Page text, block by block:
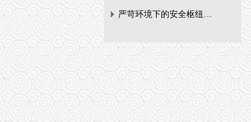
严苛环境下的安全枢纽：矿用隔爆型电动闸阀的技术剖析